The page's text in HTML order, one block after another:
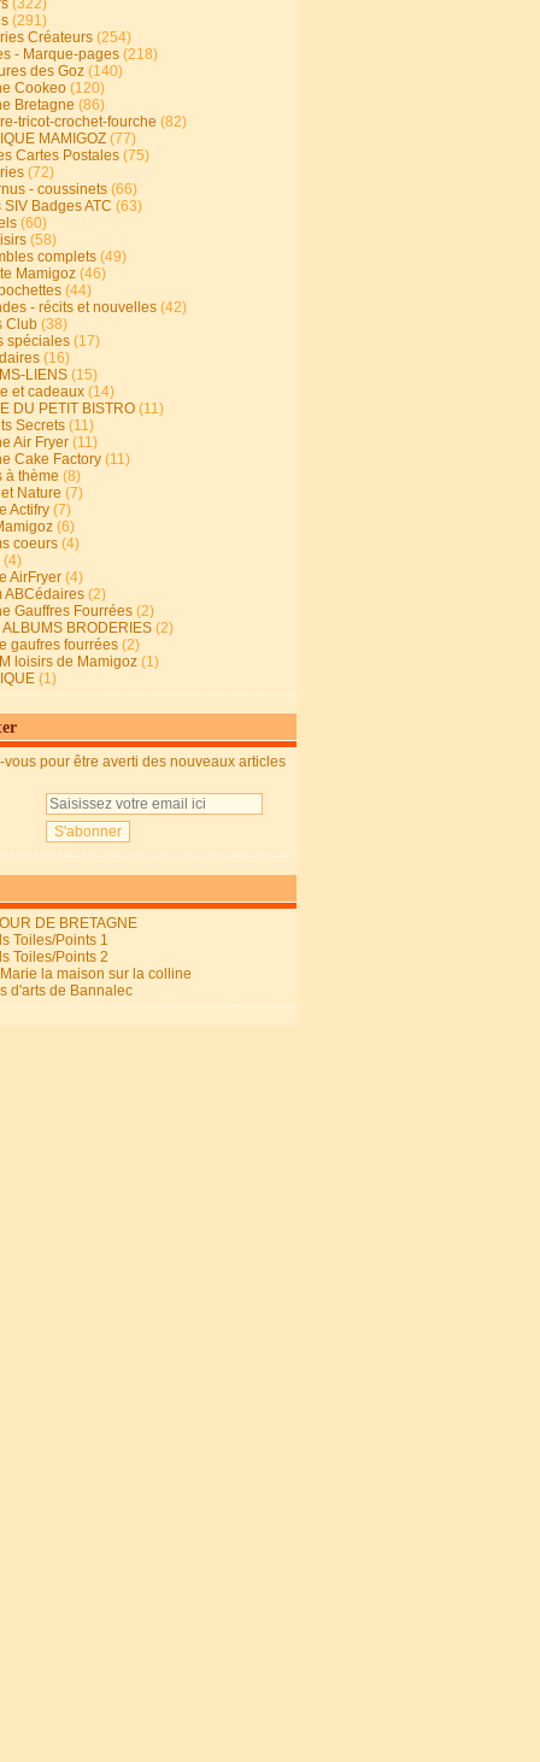
(322)
(291)
Créateurs (254)
- Marque-pages (218)
des Goz (140)
Cookeo (120)
Bretagne (86)
tricot-crochet-fourche (82)
MAMIGOZ (77)
Cartes Postales (75)
(72)
- coussinets (66)
Badges ATC (63)
(60)
(58)
complets (49)
Mamigoz (46)
(44)
- récits et nouvelles (42)
Club (38)
spéciales (17)
(16)
LIENS (15)
et cadeaux (14)
DU PETIT BISTRO (11)
Secrets (11)
Air Fryer (11)
Cake Factory (11)
à thème (8)
Nature (7)
Actifry (7)
(6)
coeurs (4)
(4)
AirFryer (4)
ABCédaires (2)
Gauffres Fourrées (2)
ALBUMS BRODERIES (2)
gaufres fourrées (2)
loisirs de Mamigoz (1)
(1)
vous pour être averti des nouveaux articles
DE BRETAGNE
Toiles/Points 1
Toiles/Points 2
la maison sur la colline
d'arts de Bannalec